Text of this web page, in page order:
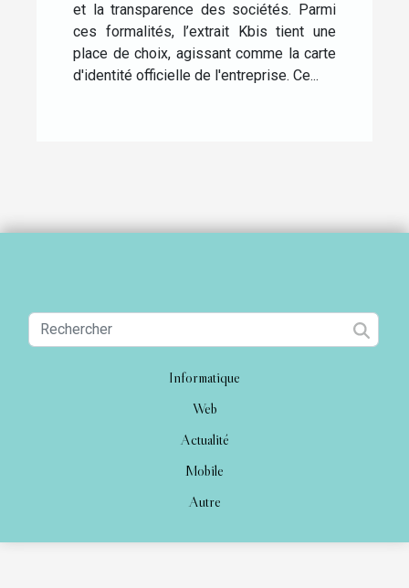
et la transparence des sociétés. Parmi
ces formalités, l’extrait Kbis tient une
place de choix, agissant comme la carte
d'identité officielle de l'entreprise. Ce...
Informatique
Web
Actualité
Mobile
Autre